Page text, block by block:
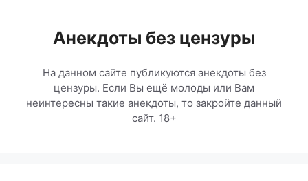
содержимомуАнекдоты без цензуры
На данном сайте публикуются анекдоты без
цензуры. Если Вы ещё молоды или Вам
неинтересны такие анекдоты, то закройте данный
сайт. 18+